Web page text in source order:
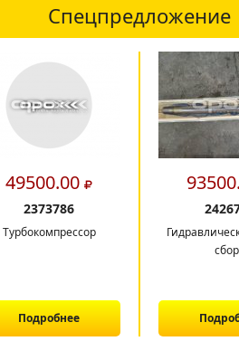
Спецпредложение
49500.00
2373786
Турбокомпрессор
Подробнее